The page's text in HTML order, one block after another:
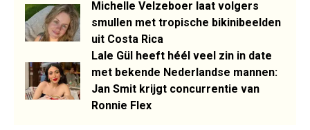
Michelle Velzeboer laat volgers
smullen met tropische bikinibeelden
uit Costa Rica
Lale Gül heeft héél veel zin in date
met bekende Nederlandse mannen:
Jan Smit krijgt concurrentie van
Ronnie Flex